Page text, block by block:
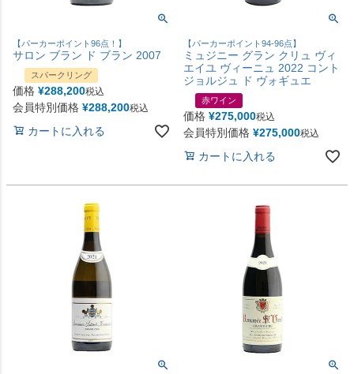
【パーカーポイント96点！】
サロン ブラン ド ブラン 2007
スパークリング
価格 ¥288,200税込
会員特別価格 ¥288,200税込
カートに入れる
【パーカーポイント94-96点】
ミュジニー グラン クリュ ヴィ
エイユ ヴィーニュ 2022 コント
ジョルジュ ド ヴォギュエ
赤ワイン
価格 ¥275,000税込
会員特別価格 ¥275,000税込
カートに入れる